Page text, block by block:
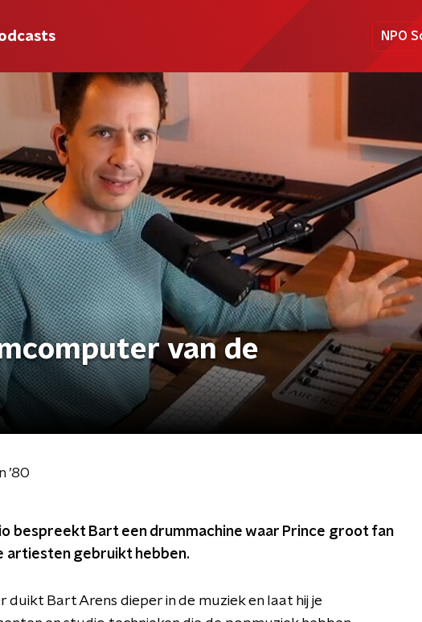
NPO
van de
’80
bespreekt Bart een drummachine waar Prince groot fan
artiesten gebruikt hebben.
Bart Arens dieper in de muziek en laat hij je